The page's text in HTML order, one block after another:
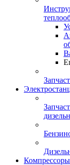
Компрессоры